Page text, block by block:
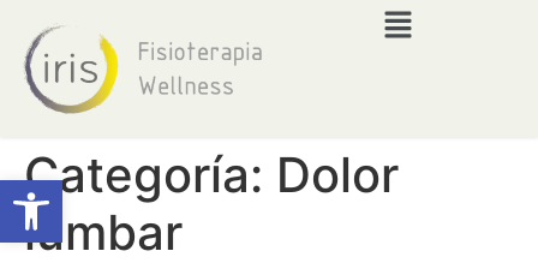
Abrir barra de herramientas
Categoría: Dolor
lumbar